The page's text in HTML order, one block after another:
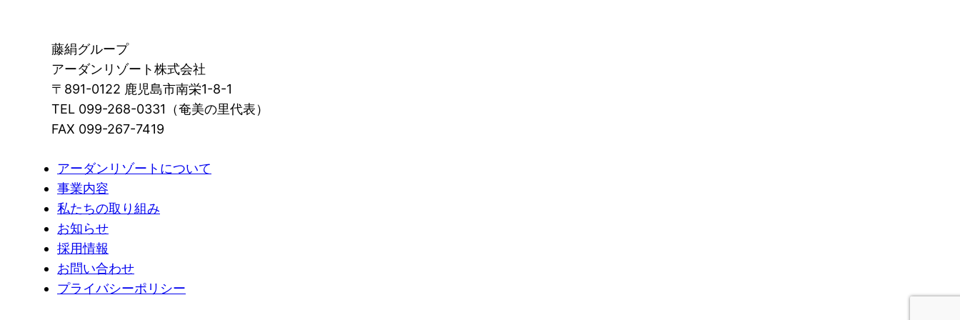
藤絹グループ
アーダンリゾート株式会社
〒891-0122 鹿児島市南栄1-8-1
TEL 099-268-0331（奄美の里代表）
FAX 099-267-7419
アーダンリゾートについて
事業内容
私たちの取り組み
お知らせ
採用情報
お問い合わせ
プライバシーポリシー